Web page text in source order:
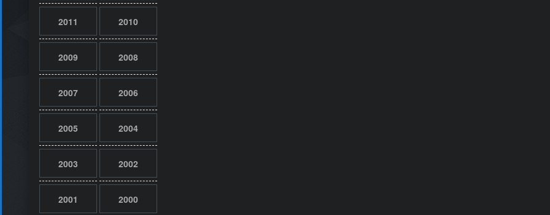
2011 2010
2009 2008
2007 2006
2005 2004
2003 2002
2001 2000